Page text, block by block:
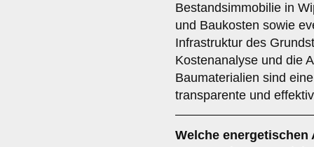
Bestandsimmobilie in
und Baukosten sowie
Infrastruktur des
Kostenanalyse und die
Baumaterialien sind
transparente und
Welche energetischen